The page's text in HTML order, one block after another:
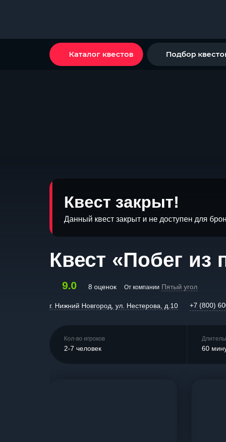
Каталог квестов Подбор
Квест закрыт!
Данный квест закрыт и не доступен для
Квест «Побег из
9.0 8 оценок От компании Пятый угол
г. Нижний Новгород, ул. Нестерова, д.10 +7 (800)
Кол-во игроков
2-7 человек 60